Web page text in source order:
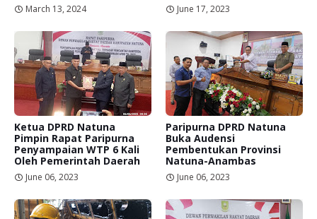
March 13, 2024 June 17, 2023
Ketua DPRD Natuna
Pimpin Rapat Paripurna
Penyampaian WTP 6 Kali
Oleh Pemerintah Daerah
June 06, 2023
Paripurna DPRD Natuna
Buka Audensi
Pembentukan Provinsi
Natuna-Anambas
June 06, 2023